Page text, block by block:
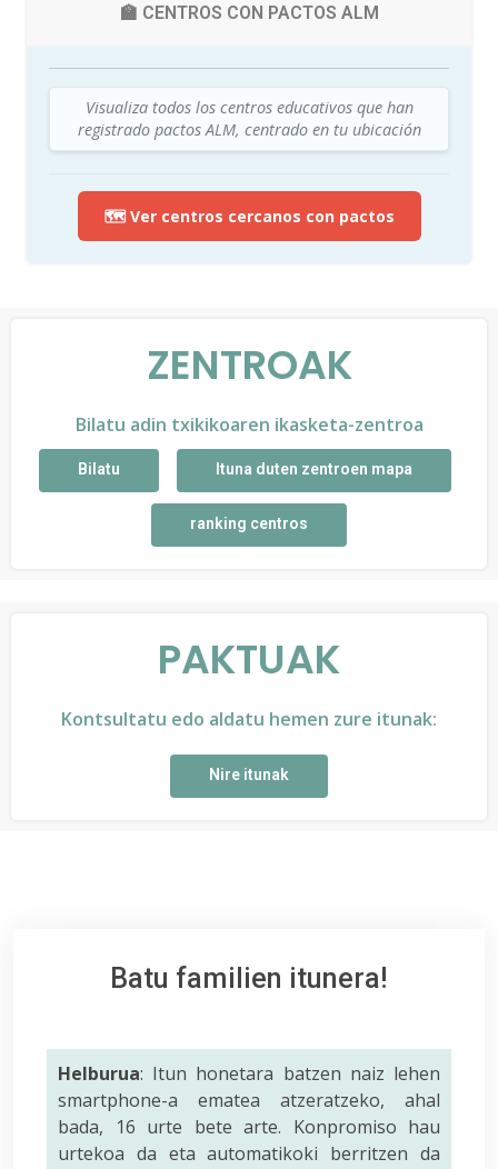
🏫 CENTROS CON PACTOS ALM
Visualiza todos los centros educativos que han
registrado pactos ALM, centrado en tu ubicación
🗺️ Ver centros cercanos con pactos
ZENTROAK
Bilatu adin txikikoaren ikasketa-zentroa
Bilatu Ituna duten zentroen mapa
ranking centros
PAKTUAK
Kontsultatu edo aldatu hemen zure itunak:
Nire itunak
Batu familien itunera!
Helburua: Itun honetara batzen naiz lehen
smartphone-a ematea atzeratzeko, ahal
bada, 16 urte bete arte. Konpromiso hau
urtekoa da eta automatikoki berritzen da